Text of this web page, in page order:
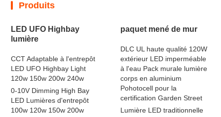
Produits
LED UFO Highbay
lumière
CCT Adaptable à l'entrepôt
LED UFO Highbay Light
120w 150w 200w 240w
0-10V Dimming High Bay
LED Lumières d'entrepôt
100w 120w 150w 200w
paquet mené de mur
DLC UL haute qualité 120W
extérieur LED imperméable
à l'eau Pack murale lumière
corps en aluminium
Pohotocell pour la
certification Garden Street
Lumière LED traditionnelle